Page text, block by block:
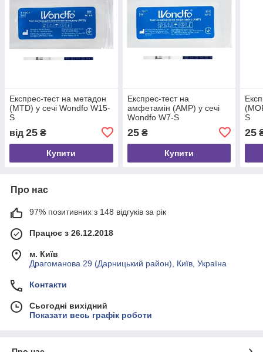
Експрес-тест на метадон
(MTD) у сечі Wondfo W15-
S
від 25 ₴
Купити
Експрес-тест на
амфетамін (AMP) у сечі
Wondfo W7-S
25₴
Купити
S
25
Про нас
97% позитивних з 148 відгуків за рік
Працює з 26.12.2018
м. Київ
Драгоманова 29 (Дарницький район), Київ, Україна
Контакти
Сьогодні вихідний
Показати весь графік роботи